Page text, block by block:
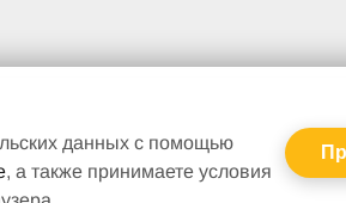
данных с помощью
, а также принимаете условия